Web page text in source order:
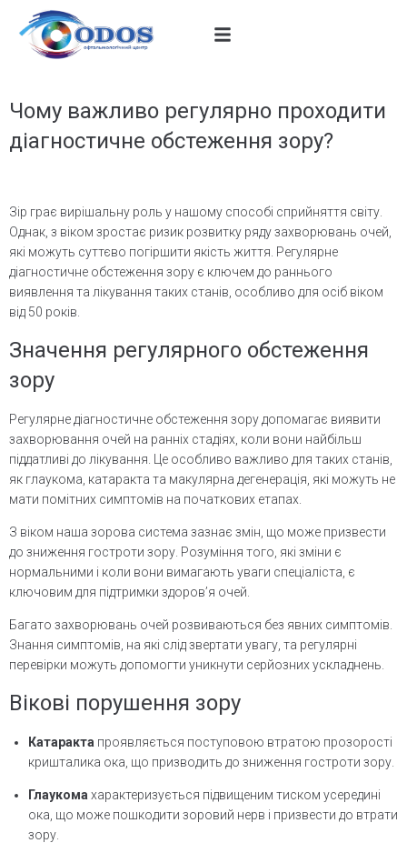
Чому важливо регулярно проходити
діагностичне обстеження зору?
Зір грає вирішальну роль у нашому способі сприйняття світу.
Однак, з віком зростає ризик розвитку ряду захворювань очей,
які можуть суттєво погіршити якість життя. Регулярне
діагностичне обстеження зору є ключем до раннього
виявлення та лікування таких станів, особливо для осіб віком
від 50 років.
Значення регулярного обстеження
зору
Регулярне діагностичне обстеження зору допомагає виявити
захворювання очей на ранніх стадіях, коли вони найбільш
піддатливі до лікування. Це особливо важливо для таких станів,
як глаукома, катаракта та макулярна дегенерація, які можуть не
мати помітних симптомів на початкових етапах.
З віком наша зорова система зазнає змін, що може призвести
до зниження гостроти зору. Розуміння того, які зміни є
нормальними і коли вони вимагають уваги спеціаліста, є
ключовим для підтримки здоров’я очей.
Багато захворювань очей розвиваються без явних симптомів.
Знання симптомів, на які слід звертати увагу, та регулярні
перевірки можуть допомогти уникнути серйозних ускладнень.
Вікові порушення зору
Катаракта проявляється поступовою втратою прозорості
кришталика ока, що призводить до зниження гостроти зору.
Глаукома характеризується підвищеним тиском усередині
ока, що може пошкодити зоровий нерв і призвести до втрати
зору.